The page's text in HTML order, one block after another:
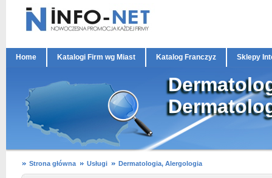
Home Katalogi Firm wg Miast Katalog Franczyz Sklepy
Strona główna Usługi Dermatologia, Alergologia